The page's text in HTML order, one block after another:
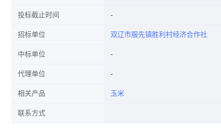
投标截止时间
招标单位 双辽市服先镇胜利村经济合作社
中标单位
代理单位
相关产品 玉米
联系方式